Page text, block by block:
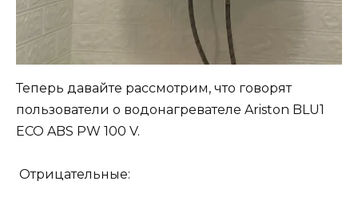
Теперь давайте рассмотрим, что говорят
пользователи о водонагревателе Ariston BLU1
ECO ABS PW 100 V.
Отрицательные: